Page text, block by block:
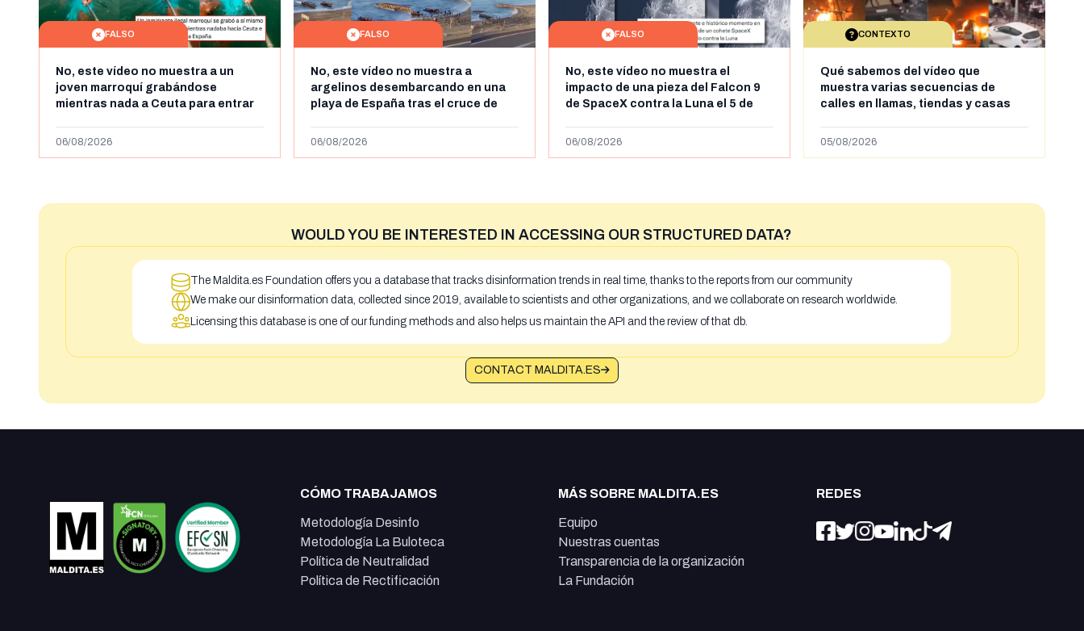
FALSO
No, este vídeo no muestra a un
joven marroquí grabándose
mientras nada a Ceuta para entrar
más de 450km de Ceuta y el autor lo
06/08/2026
FALSO
No, este vídeo no muestra a
argelinos desembarcando en una
playa de España tras el cruce de
de julio de 2026: son imágenes de
06/08/2026
FALSO
No, este vídeo no muestra el
impacto de una pieza del Falcon 9
de SpaceX contra la Luna el 5 de
menos abril de 2026
06/08/2026
CONTEXTO
Qué sabemos del vídeo que
muestra varias secuencias de
calles en llamas, tiendas y casas
supuestamente en España tras la
05/08/2026
WOULD YOU BE INTERESTED IN ACCESSING OUR STRUCTURED DATA?
The Maldita.es Foundation offers you a database that tracks disinformation trends in real time, thanks to the reports from our community
We make our disinformation data, collected since 2019, available to scientists and other organizations, and we collaborate on research worldwide.
Licensing this database is one of our funding methods and also helps us maintain the API and the review of that db.
CONTACT MALDITA.ES
CÓMO TRABAJAMOS
Metodología Desinfo
Metodología La Buloteca
Política de Neutralidad
Política de Rectificación
MÁS SOBRE MALDITA.ES
Equipo
Nuestras cuentas
Transparencia de la organización
La Fundación
REDES